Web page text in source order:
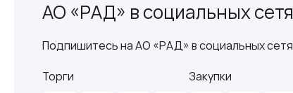
АО «РАД» в социальных
Подпишитесь на АО «РАД» в социальных
Торги
Закупки